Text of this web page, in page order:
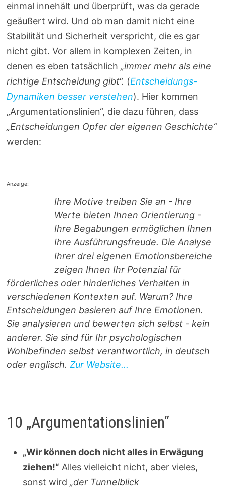
einmal innehält und überprüft, was da gerade
geäußert wird. Und ob man damit nicht eine
Stabilität und Sicherheit verspricht, die es gar
nicht gibt. Vor allem in komplexen Zeiten, in
denen es eben tatsächlich„immer mehr als eine
richtige Entscheidung gibt“. (Entscheidungs-
Dynamiken besser verstehen). Hier kommen
„Argumentationslinien“, die dazu führen, dass
„Entscheidungen Opfer der eigenen Geschichte“
werden:
Anzeige:
Ihre Motive treiben Sie an - Ihre
Werte bieten Ihnen Orientierung -
Ihre Begabungen ermöglichen Ihnen
Ihre Ausführungsfreude. Die Analyse
Ihrer drei eigenen Emotionsbereiche
zeigen Ihnen Ihr Potenzial für
förderliches oder hinderliches Verhalten in
verschiedenen Kontexten auf. Warum? Ihre
Entscheidungen basieren auf Ihre Emotionen.
Sie analysieren und bewerten sich selbst - kein
anderer. Sie sind für Ihr psychologischen
Wohlbefinden selbst verantwortlich, in deutsch
oder englisch.Zur Website...
10 „Argumentationslinien“
„Wir können doch nicht alles in Erwägung
ziehen!“ Alles vielleicht nicht, aber vieles,
sonst wird„der Tunnelblick